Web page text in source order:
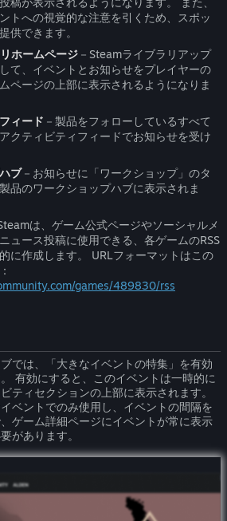
トへの視覚的な注意を引くため、スポッ
供できます。
ホームページ －Steamライブラリアップ
て、イベントとお知らせをプレイヤーの
ページの上部に表示されるようになりま
ィード －製品をフォローしているすべて
クティビティフィードでお知らせを受け
ブ－お知らせに「ワークショップ」のタ
品のワークショップハブに表示されま
は、ゲーム公式ページやソーシャルメ
ュース投稿に使用できる、各ゲームのRSS
に作成します。 URLフォーマットはこの
games/489830/rss
では、「大きなイベントの特集」を有効
有効にすると、このイベントは一時的に
ティセクションの上部に表示されます。
ベントでのみ使用し、イベントの間隔を
ゲーム詳細ページにイベントが常に表示
があります。